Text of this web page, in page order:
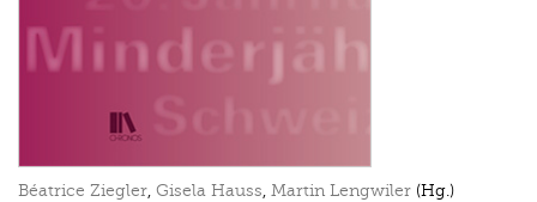
Béatrice Ziegler, Gisela Hauss, Martin Lengwiler (Hg.)